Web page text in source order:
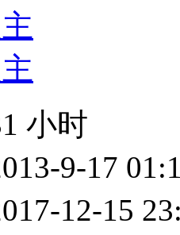
小时
9-17
12-15